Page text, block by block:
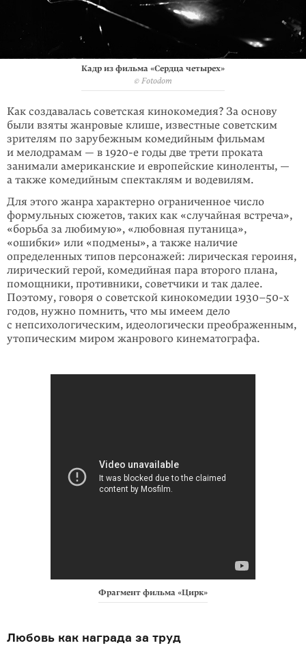
Кадр из фильма «Сердца четырех»
© Fotodom
Как создавалась советская кинокомедия? За основу
были взяты жанровые клише, известные советским
зрителям по зарубежным комедийным фильмам
и мелодрамам — в 1920-е годы две трети проката
занимали американские и европейские киноленты, —
а также комедийным спектаклям и водевилям.
Для этого жанра характерно ограниченное число
формульных сюжетов, таких как «случайная встреча»,
«борьба за любимую», «любовная путаница»,
«ошибки» или «подмены», а также наличие
определенных типов персонажей: лирическая героиня,
лирический герой, комедийная пара второго плана,
помощники, противники, советчики и так далее.
Поэтому, говоря о советской кинокомедии 1930–50-х
годов, нужно помнить, что мы имеем дело
с непсихологическим, идеологически преображенным,
утопическим миром жанрового кинематографа.
Фрагмент фильма «Цирк»
Любовь как награда за труд